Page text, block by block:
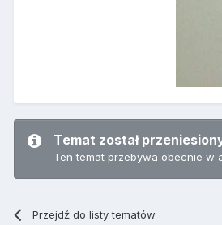
Temat został
Ten temat przebywa obecnie w
Przejdź do listy tematów